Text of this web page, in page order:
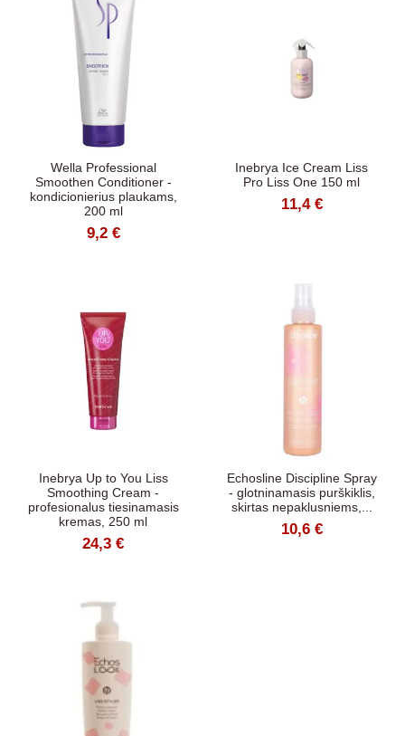
Wella Professional
Smoothen Conditioner -
kondicionierius plaukams,
200 ml
9,2 €
Inebrya Ice Cream Liss
Pro Liss One 150 ml
11,4 €
Inebrya Up to You Liss
Smoothing Cream -
profesionalus tiesinamasis
kremas, 250 ml
24,3 €
Echosline Discipline Spray
- glotninamasis purškiklis,
skirtas nepaklusniems,...
10,6 €